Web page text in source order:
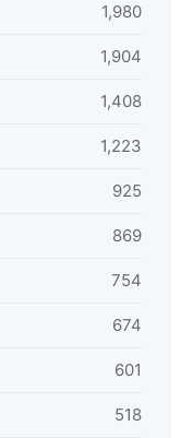
1,980
1,904
1,408
1,223
925
869
754
674
601
518